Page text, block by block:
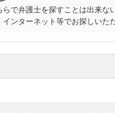
拒否するのであれば，本人（行
います。減額で折り合えるなら
訴訟に進むしかなくなるよう
した方がよいようにも思います
らで弁護士を探すことは出来な
インターネット等でお探しいた